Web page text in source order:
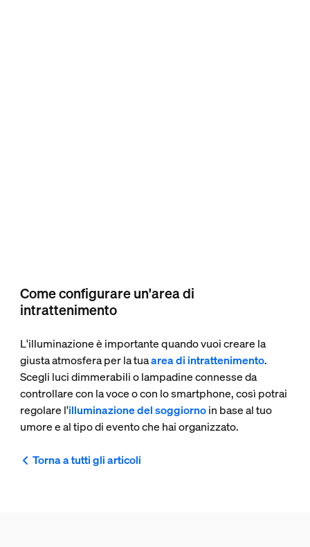
Come configurare un'area di
intrattenimento
L'illuminazione è importante quando vuoi creare la
giusta atmosfera per la tuaarea di intrattenimento.
Scegli luci dimmerabili o lampadine connesse da
controllare con la voce o con lo smartphone, così potrai
regolare l'illuminazione del soggiornoin base al tuo
umore e al tipo di evento che hai organizzato.
Torna a tutti gli articoli